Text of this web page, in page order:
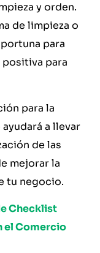
y orden.
de limpieza o
para
para
para la
a llevar
de las
mejorar la
tu negocio.
Checklist
el Comercio